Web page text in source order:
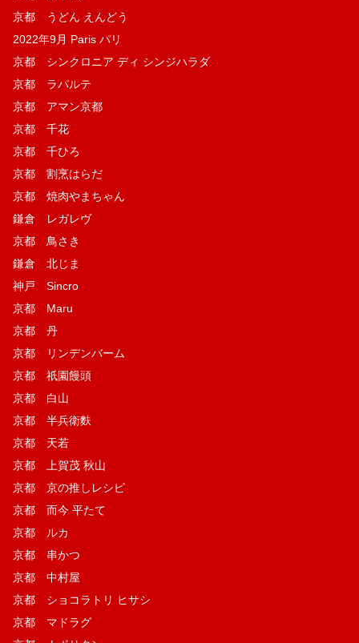
京都 うどん えんどう
2022年9月 Paris パリ
京都 シンクロニア ディ シンジハラダ
京都 ラパルテ
京都 アマン京都
京都 千花
京都 千ひろ
京都 割烹はらだ
京都 焼肉やまちゃん
鎌倉 レガレヴ
京都 鳥さき
鎌倉 北じま
神戸 Sincro
京都 Maru
京都 丹
京都 リンデンバーム
京都 祇園饅頭
京都 白山
京都 半兵衛麩
京都 天若
京都 上賀茂 秋山
京都 京の推しレシピ
京都 而今 平たて
京都 ルカ
京都 串かつ
京都 中村屋
京都 ショコラトリ ヒサシ
京都 マドラグ